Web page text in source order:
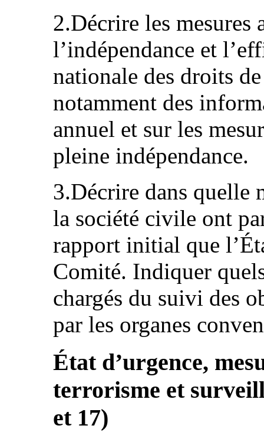
2.Décrire les mesures
l’indépendance et
nationale des droits
notamment des
annuel et sur les
pleine indépendance.
3.Décrire dans quelle
la société civile ont
rapport initial que
Comité. Indiquer
chargés du suivi des
par les organes
État d’urgence,
terrorisme et
et 17)